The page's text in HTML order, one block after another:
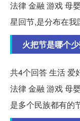
法律 金融 游戏 母
星回节,是分布在我
火把节是哪个
共4个回答 生活 爱
法律 金融 游戏 母
是多个民族都有的